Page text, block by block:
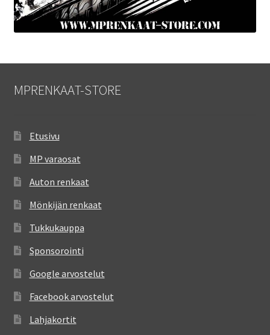
MPRENKAAT-STORE
Etusivu
MP varaosat
Auton renkaat
Mönkijän renkaat
Tukkukauppa
Sponsorointi
Google arvostelut
Facebook arvostelut
Lahjakortit